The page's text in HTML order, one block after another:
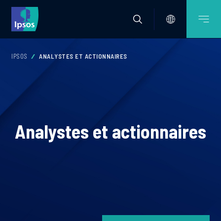
IPSOS ANALYSTES ET ACTIONNAIRES
Analystes et actionnaires